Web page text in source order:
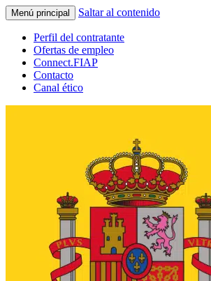
Menú principal Saltar al contenido
Perfil del contratante
Ofertas de empleo
Connect.FIAP
Contacto
Canal ético